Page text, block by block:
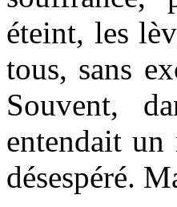
éteint, les
tous, sans
Souvent,
entendait un
désespéré.